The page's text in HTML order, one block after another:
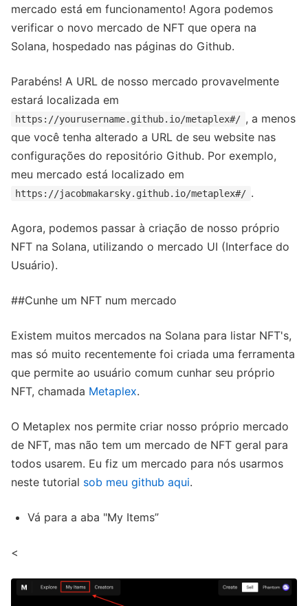
mercado está em funcionamento! Agora podemos
verificar o novo mercado de NFT que opera na
Solana, hospedado nas páginas do Github.
Parabéns! A URL de nosso mercado provavelmente
estará localizada em
https://yourusername.github.io/metaplex#/ , a menos
que você tenha alterado a URL de seu website nas
configurações do repositório Github. Por exemplo,
meu mercado está localizado em
https://jacobmakarsky.github.io/metaplex#/ .
Agora, podemos passar à criação de nosso próprio
NFT na Solana, utilizando o mercado UI (Interface do
Usuário).
##Cunhe um NFT num mercado
Existem muitos mercados na Solana para listar NFT's,
mas só muito recentemente foi criada uma ferramenta
que permite ao usuário comum cunhar seu próprio
NFT, chamada Metaplex.
O Metaplex nos permite criar nosso próprio mercado
de NFT, mas não tem um mercado de NFT geral para
todos usarem. Eu fiz um mercado para nós usarmos
neste tutorial sob meu github aqui.
Vá para a aba "My Items”
<